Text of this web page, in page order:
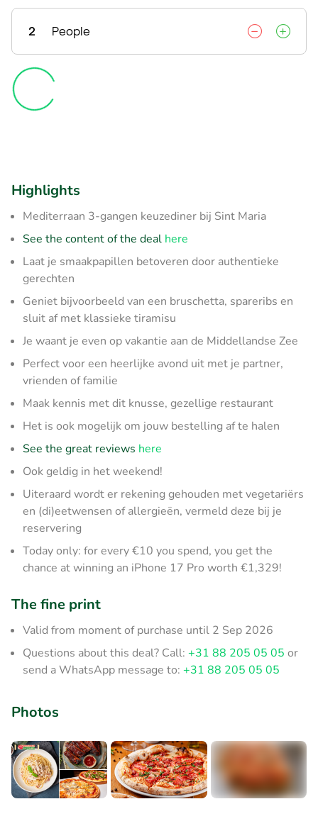
2 People
Highlights
Mediterraan 3-gangen keuzediner bij Sint Maria
See the content of the deal here
Laat je smaakpapillen betoveren door authentieke
gerechten
Geniet bijvoorbeeld van een bruschetta, spareribs en
sluit af met klassieke tiramisu
Je waant je even op vakantie aan de Middellandse Zee
Perfect voor een heerlijke avond uit met je partner,
vrienden of familie
Maak kennis met dit knusse, gezellige restaurant
Het is ook mogelijk om jouw bestelling af te halen
See the great reviews here
Ook geldig in het weekend!
Uiteraard wordt er rekening gehouden met vegetariërs
en (di)eetwensen of allergieën, vermeld deze bij je
reservering
Today only: for every €10 you spend, you get the
chance at winning an iPhone 17 Pro worth €1,329!
The fine print
Valid from moment of purchase until 2 Sep 2026
Questions about this deal? Call: +31 88 205 05 05 or
send a WhatsApp message to: +31 88 205 05 05
Photos